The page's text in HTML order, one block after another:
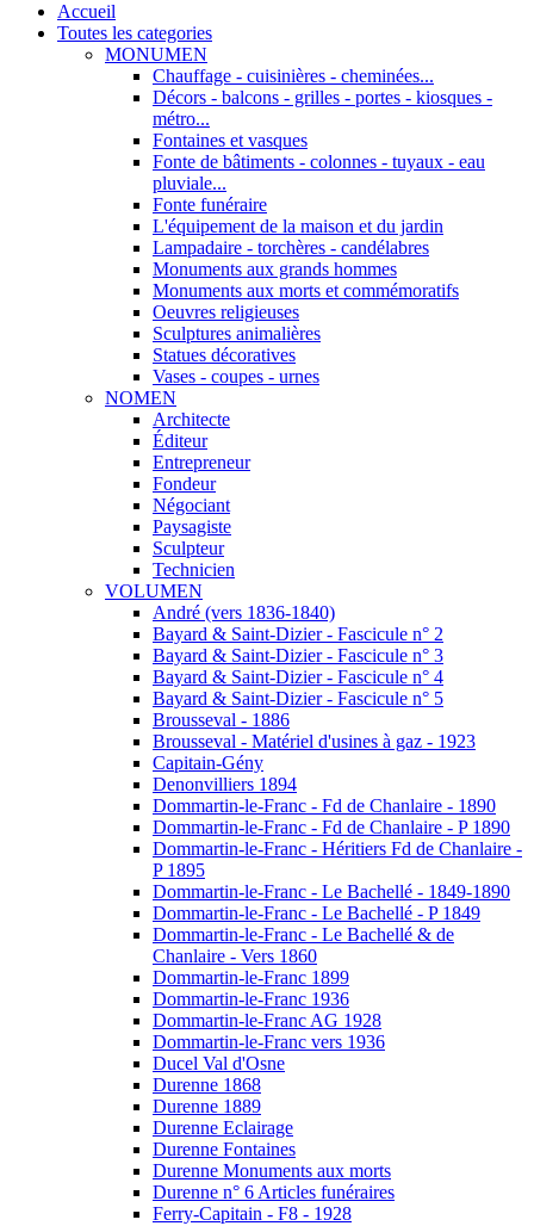
Accueil
Toutes les categories
MONUMEN
Chauffage - cuisinières - cheminées...
Décors - balcons - grilles - portes - kiosques -
métro...
Fontaines et vasques
Fonte de bâtiments - colonnes - tuyaux - eau
pluviale...
Fonte funéraire
L'équipement de la maison et du jardin
Lampadaire - torchères - candélabres
Monuments aux grands hommes
Monuments aux morts et commémoratifs
Oeuvres religieuses
Sculptures animalières
Statues décoratives
Vases - coupes - urnes
NOMEN
Architecte
Éditeur
Entrepreneur
Fondeur
Négociant
Paysagiste
Sculpteur
Technicien
VOLUMEN
André (vers 1836-1840)
Bayard & Saint-Dizier - Fascicule n° 2
Bayard & Saint-Dizier - Fascicule n° 3
Bayard & Saint-Dizier - Fascicule n° 4
Bayard & Saint-Dizier - Fascicule n° 5
Brousseval - 1886
Brousseval - Matériel d'usines à gaz - 1923
Capitain-Gény
Denonvilliers 1894
Dommartin-le-Franc - Fd de Chanlaire - 1890
Dommartin-le-Franc - Fd de Chanlaire - P 1890
Dommartin-le-Franc - Héritiers Fd de Chanlaire -
P 1895
Dommartin-le-Franc - Le Bachellé - 1849-1890
Dommartin-le-Franc - Le Bachellé - P 1849
Dommartin-le-Franc - Le Bachellé & de
Chanlaire - Vers 1860
Dommartin-le-Franc 1899
Dommartin-le-Franc 1936
Dommartin-le-Franc AG 1928
Dommartin-le-Franc vers 1936
Ducel Val d'Osne
Durenne 1868
Durenne 1889
Durenne Eclairage
Durenne Fontaines
Durenne Monuments aux morts
Durenne n° 6 Articles funéraires
Ferry-Capitain - F8 - 1928